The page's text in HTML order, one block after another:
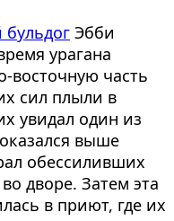
бульдог Эбби
урагана
восточную часть
сил плыли в
увидал один из
выше
обессиливших
дворе. Затем эта
в приют, где их